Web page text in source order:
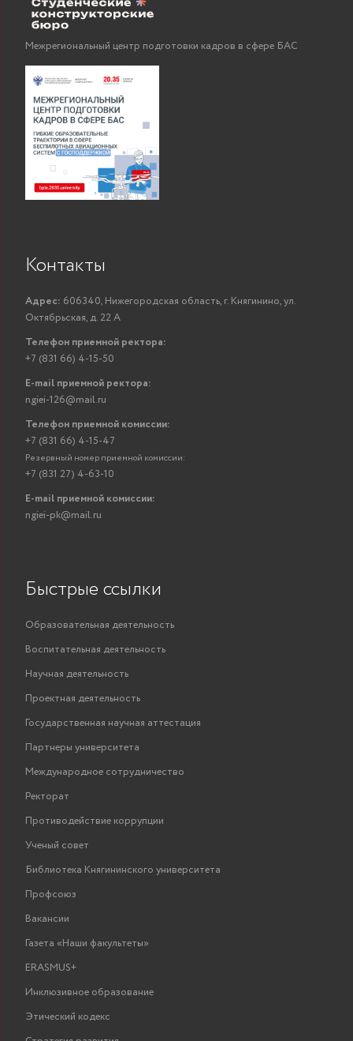
Межрегиональный центр подготовки кадров в сфере БАС
Контакты
Адрес: 606340, Нижегородская область, г. Княгинино, ул.
Октябрьская, д. 22 А
Телефон приемной ректора:
+7 (831 66) 4-15-50
E-mail приемной ректора:
ngiei-126@mail.ru
Телефон приемной комиссии:
+7 (831 66) 4-15-47
Резервный номер приемной комиссии:
+7 (831 27) 4-63-10
E-mail приемной комиссии:
ngiei-pk@mail.ru
Быстрые ссылки
Образовательная деятельность
Воспитательная деятельность
Научная деятельность
Проектная деятельность
Государственная научная аттестация
Партнеры университета
Международное сотрудничество
Ректорат
Противодействие коррупции
Ученый совет
Библиотека Княгининского университета
Профсоюз
Вакансии
Газета «Наши факультеты»
ERASMUS+
Инклюзивное образование
Этический кодекс